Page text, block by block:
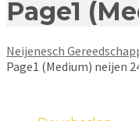
Page1
Neijenesch
Page1 (Medium) neijen